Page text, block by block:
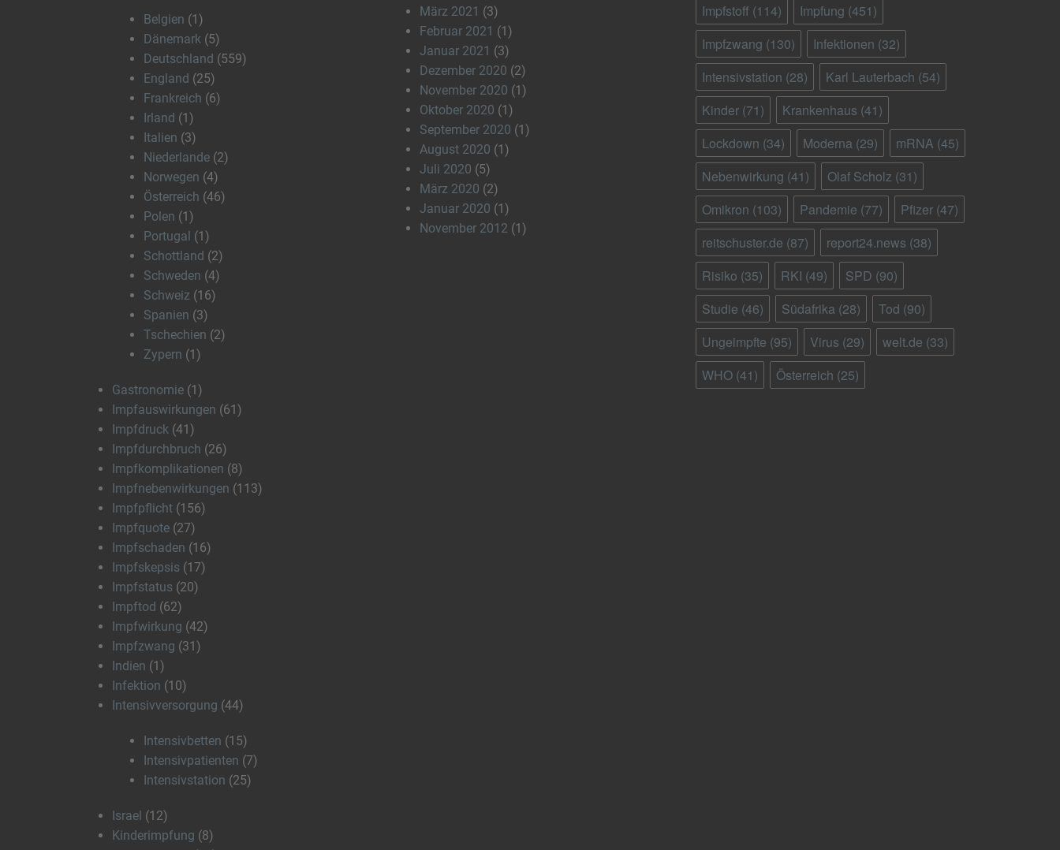
Belgien (1)
Dänemark (5)
Deutschland (559)
England (25)
Frankreich (6)
Irland (1)
Italien (3)
Niederlande (2)
Norwegen (4)
Österreich (46)
Polen (1)
Portugal (1)
Schottland (2)
Schweden (4)
Schweiz (16)
Spanien (3)
Tschechien (2)
Zypern (1)
Gastronomie (1)
Impfauswirkungen (61)
Impfdruck (41)
Impfdurchbruch (26)
Impfkomplikationen (8)
Impfnebenwirkungen (113)
Impfpflicht (156)
Impfquote (27)
Impfschaden (16)
Impfskepsis (17)
Impfstatus (20)
Impftod (62)
Impfwirkung (42)
Impfzwang (31)
Indien (1)
Infektion (10)
Intensivversorgung (44)
Intensivbetten (15)
Intensivpatienten (7)
Intensivstation (25)
Israel (12)
Kinderimpfung (8)
März 2021 (3)
Februar 2021 (1)
Januar 2021 (3)
Dezember 2020 (2)
November 2020 (1)
Oktober 2020 (1)
September 2020 (1)
August 2020 (1)
Juli 2020 (5)
März 2020 (2)
Januar 2020 (1)
November 2012 (1)
Impfstoff (114) Impfung (451)
Impfzwang (130) Infektionen (32)
Intensivstation (28) Karl Lauterbach (54)
Kinder (71) Krankenhaus (41)
Lockdown (34) Moderna (29) mRNA (45)
Nebenwirkung (41) Olaf Scholz (31)
Omikron (103) Pandemie (77) Pfizer (47)
reitschuster.de (87) report24.news (38)
Risiko (35) RKI (49) SPD (90)
Studie (46) Südafrika (28) Tod (90)
Ungeimpfte (95) Virus (29) welt.de (33)
WHO (41) Österreich (25)